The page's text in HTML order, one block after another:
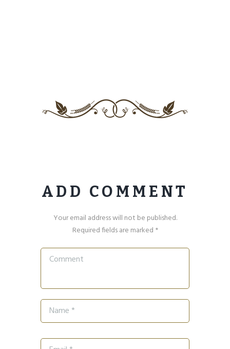
ADD COMMENT
Your email address will not be published.
Required fields are marked *